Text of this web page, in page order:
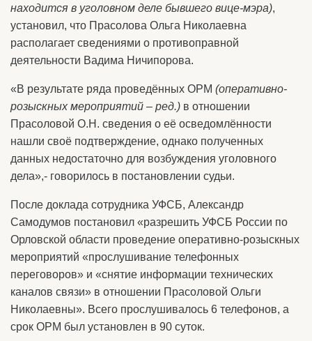
находится в уголовном деле бывшего вице-мэра),
установил, что Прасолова Ольга Николаевна
располагает сведениями о противоправной
деятельности Вадима Ничипорова.
«В результате ряда проведённых ОРМ (оперативно-
розыскных мероприятий – ред.) в отношении
Прасоловой О.Н. сведения о её осведомлённости
нашли своё подтверждение, однако полученных
данных недостаточно для возбуждения уголовного
дела»,- говорилось в постановлении судьи.
После доклада сотрудника УФСБ, Александр
Самодумов постановил «разрешить УФСБ России по
Орловской области проведение оперативно-розыскных
мероприятий «прослушивание телефонных
переговоров» и «снятие информации технических
каналов связи» в отношении Прасоловой Ольги
Николаевны». Всего прослушивалось 6 телефонов, а
срок ОРМ был установлен в 90 суток.